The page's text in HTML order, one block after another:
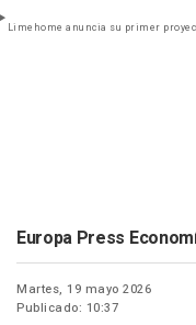
Limehome anuncia su primer
Europa Press
Martes, 19 mayo 2026
Publicado: 10:37